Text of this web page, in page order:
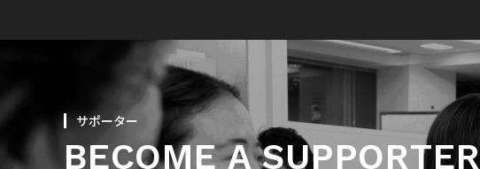
サポーター
BECOME A SUPPORTER